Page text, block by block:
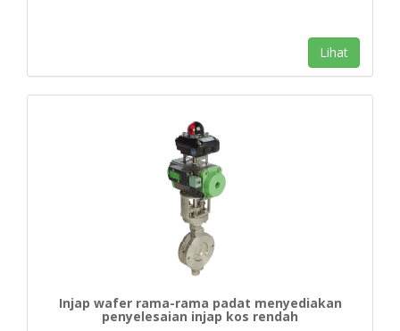
Lihat
Injap wafer rama-rama padat menyediakan
penyelesaian injap kos rendah